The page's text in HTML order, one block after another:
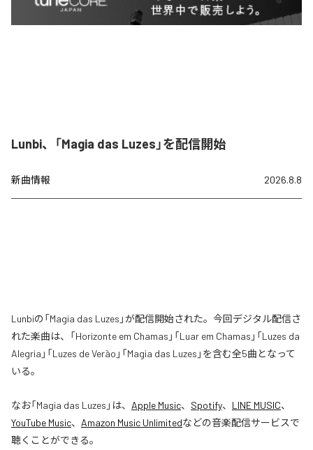
Lunbi、「Magia das Luzes」を配信開始
新曲情報 2026.8.8
Lunbiの「Magia das Luzes」が配信開始された。今回デジタル配信さ
れた楽曲は、「Horizonte em Chamas」「Luar em Chamas」「Luzes da
Alegria」「Luzes de Verão」「Magia das Luzes」を含む全5曲となって
いる。
なお「Magia das Luzes 」は、 Apple Music、 Spotify、 LINE MUSIC、
YouTube Music、 Amazon Music Unlimitedなどの音楽配信サービスで
聴くことができる。